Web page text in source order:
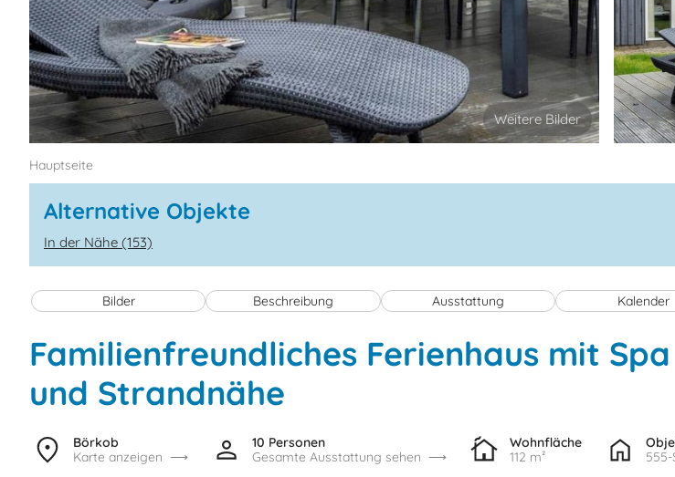
Hauptseite
Alternative Objekte
In der Nähe (153)
Bilder Beschreibung Ausstattung Kalender
Familienfreundliches Ferienhaus mit Spa
und Strandnähe
Börkob
Karte anzeigen
10 Personen
Gesamte Ausstattung sehen
Wohnfläche
112 m²